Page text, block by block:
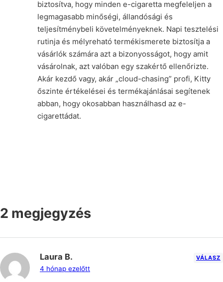
biztosítva, hogy minden e-cigaretta megfeleljen a
legmagasabb minőségi, állandósági és
teljesítménybeli követelményeknek. Napi tesztelési
rutinja és mélyreható termékismerete biztosítja a
vásárlók számára azt a bizonyosságot, hogy amit
vásárolnak, azt valóban egy szakértő ellenőrizte.
Akár kezdő vagy, akár „cloud-chasing” profi, Kitty
őszinte értékelései és termékajánlásai segítenek
abban, hogy okosabban használhasd az e-
cigarettádat.
2 megjegyzés
Laura B.
4 hónap ezelőtt
VÁLASZ